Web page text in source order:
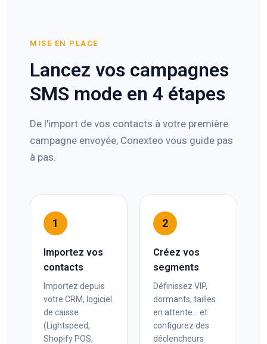
MISE EN PLACE
Lancez vos campagnes
SMS mode en 4 étapes
De l'import de vos contacts à votre première
campagne envoyée, Conexteo vous guide pas
à pas.
1
Importez vos
contacts
Importez depuis
votre CRM, logiciel
de caisse
(Lightspeed,
Shopify POS,
2
Créez vos
segments
Définissez VIP,
dormants, tailles
en attente… et
configurez des
déclencheurs